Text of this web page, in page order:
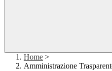
Home >
Amministrazione